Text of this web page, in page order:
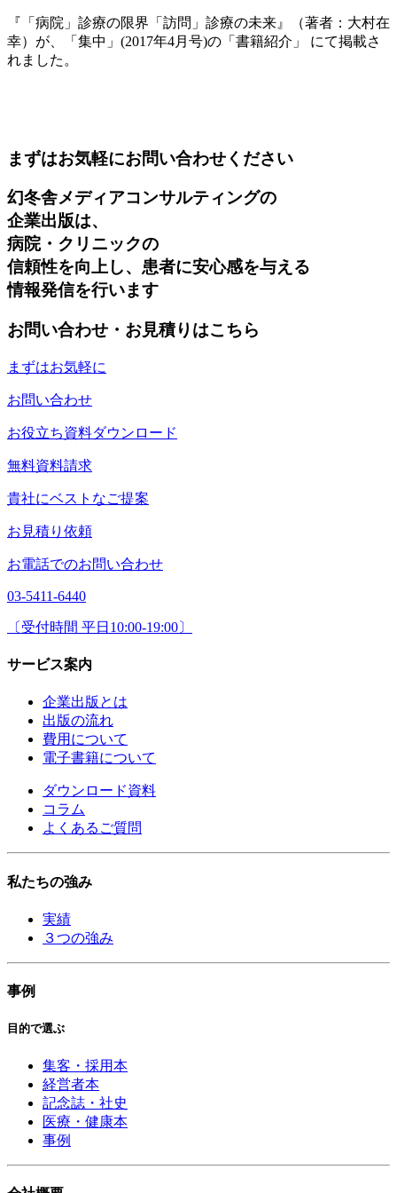
『「病院」診療の限界「訪問」診療の未来』（著者：大村在
幸）が、「集中」(2017年4月号)の「書籍紹介」 にて掲載さ
れました。
まずはお気軽にお問い合わせください
幻冬舎メディアコンサルティングの
企業出版は、
病院・クリニックの
信頼性を向上し、患者に安心感を与える
情報発信を行います
お問い合わせ・お見積りはこちら
まずはお気軽に
お問い合わせ
お役立ち資料ダウンロード
無料資料請求
貴社にベストなご提案
お見積り依頼
お電話でのお問い合わせ
03-5411-6440
〔受付時間 平日10:00-19:00〕
サービス案内
企業出版とは
出版の流れ
費用について
電子書籍について
ダウンロード資料
コラム
よくあるご質問
私たちの強み
実績
３つの強み
事例
目的で選ぶ
集客・採用本
経営者本
記念誌・社史
医療・健康本
事例